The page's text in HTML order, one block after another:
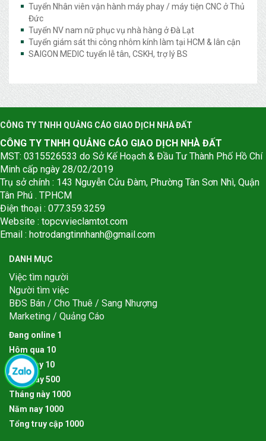
Tuyển Nhân viên vận hành máy phay / máy tiện CNC ở Thủ
Đức
Tuyển NV nam nữ phục vụ nhà hàng ở Đà Lạt
Tuyển giám sát thi công nhôm kính làm tại HCM & lân cận
SAIGON MEDIC tuyển lễ tân, CSKH, trợ lý BS
CÔNG TY TNHH QUẢNG CÁO GIAO DỊCH NHÀ ĐẤT
CÔNG TY TNHH QUẢNG CÁO GIAO DỊCH NHÀ ĐẤT
MST: 0315526533 do Sở Kế Hoạch & Đầu Tư Thành Phố Hồ Chí
Minh cấp ngày 28/02/2019
Trụ sở chính : 143 Nguyễn Cửu Đàm, Phường Tân Sơn Nhì, Quận
Tân Phú . TPHCM
Điện thoại : 077.359.3259
Website : topcvvieclamtot.com
Email : hotrodangtinnhanh@gmail.com
DANH MỤC
Việc tìm người
Người tìm việc
BĐS Bán / Cho Thuê / Sang Nhượng
Marketing / Quảng Cáo
Đang online 1
Hôm qua 10
Hôm nay 10
Tuần này500
Tháng này 1000
Năm nay 1000
Tổng truy cập 1000